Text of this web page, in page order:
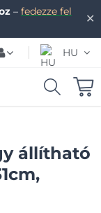
✕
– fedezze fel
HU
állítható